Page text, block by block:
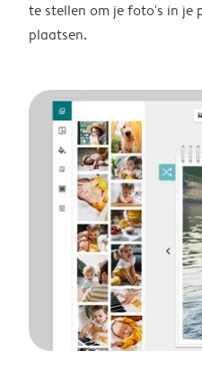
te stellen om je foto's in je
plaatsen.